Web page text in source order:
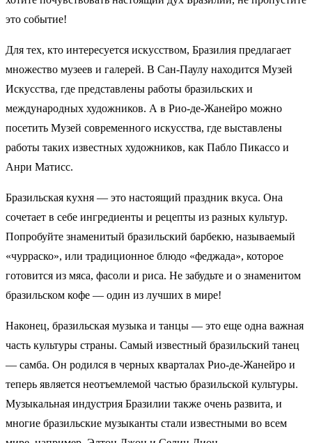
это событие!
Для тех, кто интересуется искусством, Бразилия предлагает
множество музеев и галерей. В Сан-Паулу находится Музей
Искусства, где представлены работы бразильских и
международных художников. А в Рио-де-Жанейро можно
посетить Музей современного искусства, где выставлены
работы таких известных художников, как Пабло Пикассо и
Анри Матисс.
Бразильская кухня — это настоящий праздник вкуса. Она
сочетает в себе ингредиенты и рецепты из разных культур.
Попробуйте знаменитый бразильский барбекю, называемый
«чурраско», или традиционное блюдо «феджада», которое
готовится из мяса, фасоли и риса. Не забудьте и о знаменитом
бразильском кофе — один из лучших в мире!
Наконец, бразильская музыка и танцы — это еще одна важная
часть культуры страны. Самый известный бразильский танец
— самба. Он родился в черных кварталах Рио-де-Жанейро и
теперь является неотъемлемой частью бразильской культуры.
Музыкальная индустрия Бразилии также очень развита, и
многие бразильские музыканты стали известными во всем